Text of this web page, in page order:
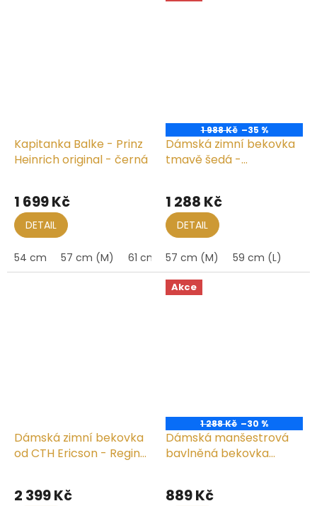
Kapitanka Balke - Prinz
Heinrich original - černá
1 699 Kč
DETAIL
54 cm 57 cm (M) 61 cm (XL) 62 cm 63 cm (XXL)
1 988 Kč –35 %
Dámská zimní bekovka
tmavě šedá -
1 288 Kč
DETAIL
57 cm (M) 59 cm (L)
Dámská zimní bekovka
od CTH Ericson - Regina
2 399 Kč
Akce
1 288 Kč –30 %
Dámská manšestrová
bavlněná bekovka
889 Kč